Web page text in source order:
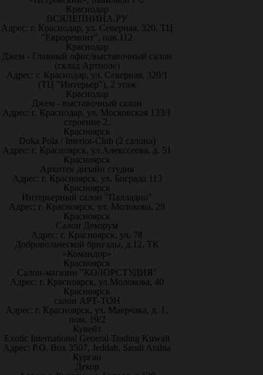
Краснодар
ВСЯЛЕПНИНА.РУ
Адрес: г. Краснодар, ул. Северная, 320, ТЦ
"Евроремонт", пав.112
Краснодар
Джем - Главный офис/выставочный салон
(склад Артполе)
Адрес: г. Краснодар, ул. Северная, 320/1
(ТЦ "Интерьер"), 2 этаж
Краснодар
Джем - выставочный салон
Адрес: г. Краснодар, ул. Московская 133/1
строение 2.
Красноярск
Doka Pola / Interior-Club (2 салона)
Адрес: г. Красноярск, ул.Алекссеева, д. 51
Красноярск
Архитек дизайн студия
Адрес: г. Красноярск, ул. Бограда 113
Красноярск
Интерьерный салон "Палладио"
Адрес: г. Красноярск, ул. Молокова, 28
Красноярск
Салон Декорум
Адрес: г. Красноярск, ул. 78
Добровольческой бригады, д.12, ТК
«Командор»
Красноярск
Салон-магазин "КОЛОРСТУДИЯ"
Адрес: г. Красноярск, ул.Молокова, 40
Красноярск
салон АРТ-ТОН
Адрес: г. Красноярск, ул. Маерчака, д. 1,
пом. 19/2
Кувейт
Exotic International General Trading Kuwait
Адрес: P.O. Box 3507, Jeddah, Saudi Arabia
Курган
Декор